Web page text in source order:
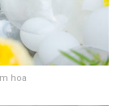
hoa